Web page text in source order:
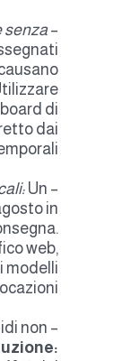
–
senza
di
dai
–
Un
in
web,
modelli
–
non